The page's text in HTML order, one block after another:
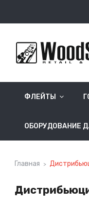
ФЛЕЙТЫ
ОБОРУДОВАНИЕ
Главная